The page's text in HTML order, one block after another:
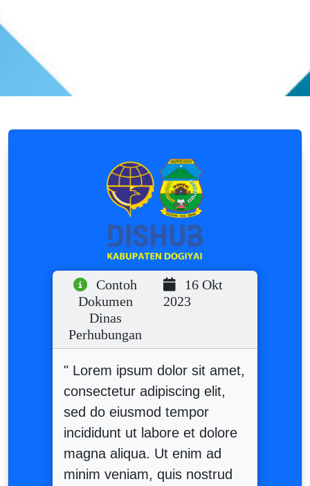
Contoh
Dokumen
Dinas
Perhubungan
16 Okt
2023
" Lorem ipsum dolor sit amet,
consectetur adipiscing elit,
sed do eiusmod tempor
incididunt ut labore et dolore
magna aliqua. Ut enim ad
minim veniam, quis nostrud